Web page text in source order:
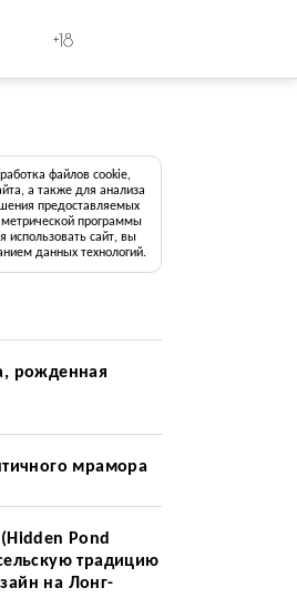
+18
файлов cookie,
а также для анализа
предоставляемых
метрической программы
сайт, вы
данных технологий.
рожденная
мрамора
Pond
традицию
на Лонг-